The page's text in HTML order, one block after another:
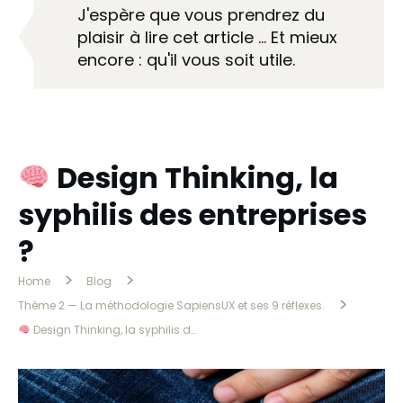
J'espère que vous prendrez du
plaisir à lire cet article … Et mieux
encore : qu'il vous soit utile.
Design Thinking, la
syphilis des entreprises
?
Home > Blog >
Thème 2 — La méthodologie SapiensUX et ses 9 réflexes. >
Design Thinking, la syphilis des entreprises ?